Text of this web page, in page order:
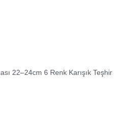
22–24cm 6 Renk Karışık Teşhir